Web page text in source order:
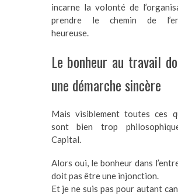
incarne la volonté de
prendre le chemin de
heureuse.
Le bonheur au travail
une démarche sincère
Mais visiblement toutes ces
sont bien trop
Capital.
Alors oui, le bonheur dans
doit pas être une injonction.
Et je ne suis pas pour autant